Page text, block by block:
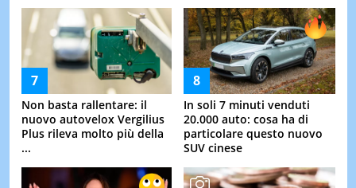
Non basta rallentare: il
nuovo autovelox Vergilius
Plus rileva molto più della
...
In soli 7 minuti venduti
20.000 auto: cosa ha di
particolare questo nuovo
SUV cinese